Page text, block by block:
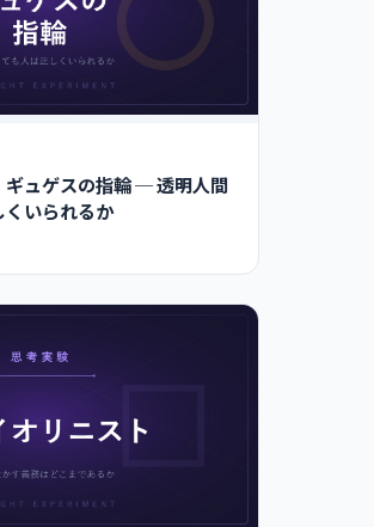
ギュゲスの指輪 ─ 透明人間
いられるか